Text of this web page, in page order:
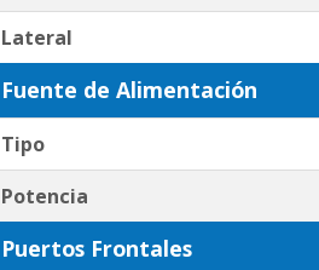
Lateral
Fuente de Alimentación
Tipo
Potencia
Puertos Frontales